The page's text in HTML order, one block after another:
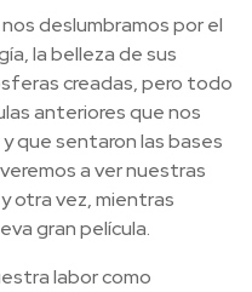
deslumbramos por el
la belleza de sus
creadas, pero todo
anteriores que nos
que sentaron las bases
a ver nuestras
otra vez, mientras
gran película.
labor como